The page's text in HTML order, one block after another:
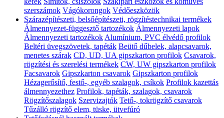
szerszámok Vágókorongok Védőeszközök
Szárazépítészeti, belsőépítészeti, rögzítéstechnikai termékek
Álmennyezet-függesztő tartozékok Álmennyezeti lapok
Álmennyezeti tartozékok Alumínium, PVC élvédő profilok
Beltéri üvegszövetek, tapéták Beütő dűbelek, alapcsavarok,
menetes szárak CD, UD, UA gipszkarton profilok Csavarok,
rögzítési és szerelési termékek CW, UW gipszkarton profilok
Facsavarok Gipszkarton csavarok Gipszkarton profilok
Hézagerősítő, festő-, egyéb szalagok, csíkok Profilok kazettás
álmennyezethez Profilok, tapéták, szalagok, csavarok
Rögzítőszalagok Szervizajtók Tető-, tokrögzítő csavarok
Tűzálló rögzítő elem, tüske, ütvefúró